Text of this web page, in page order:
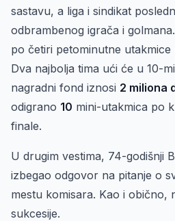
sastavu, a liga i sindikat
odbrambenog igrača i
po četiri petominutne
Dva najbolja tima ući će u 10-
nagradni fond iznosi 2 miliona
odigrano 10 mini-utakmica po
finale.
U drugim vestima, 74-godišnji
izbegao odgovor na pitanje o
mestu komisara. Kao i obično,
sukcesije.